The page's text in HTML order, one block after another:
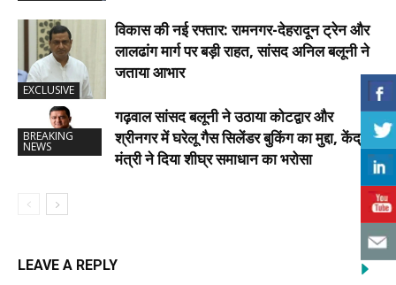
EXCLUSIVE
विकास की नई रफ्तार: रामनगर-देहरादून ट्रेन और
लालढांग मार्ग पर बड़ी राहत, सांसद अनिल बलूनी ने
जताया आभार
BREAKING
NEWS
गढ़वाल सांसद बलूनी ने उठाया कोटद्वार और
श्रीनगर में घरेलू गैस सिलेंडर बुकिंग का मुद्दा, केंद्रीय
मंत्री ने दिया शीघ्र समाधान का भरोसा
LEAVE A REPLY